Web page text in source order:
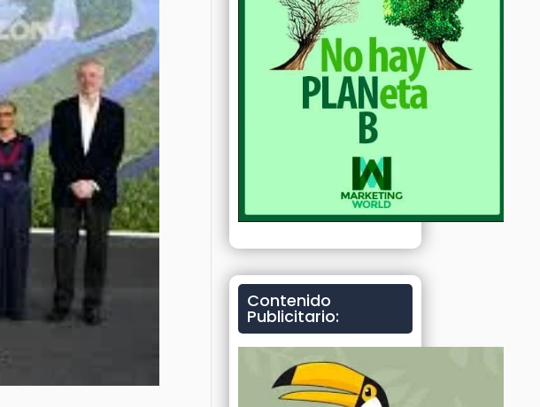
Contenido
Publicitario: